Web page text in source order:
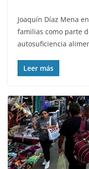
Joaquín Díaz Mena
familias como parte
autosuficiencia
Leer más